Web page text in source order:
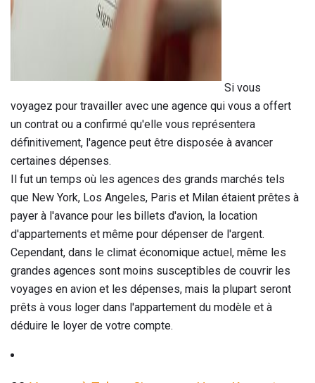
Si vous
voyagez pour travailler avec une agence qui vous a offert
un contrat ou a confirmé qu'elle vous représentera
définitivement, l'agence peut être disposée à avancer
certaines dépenses.
Il fut un temps où les agences des grands marchés tels
que New York, Los Angeles, Paris et Milan étaient prêtes à
payer à l'avance pour les billets d'avion, la location
d'appartements et même pour dépenser de l'argent.
Cependant, dans le climat économique actuel, même les
grandes agences sont moins susceptibles de couvrir les
voyages en avion et les dépenses, mais la plupart seront
prêts à vous loger dans l'appartement du modèle et à
déduire le loyer de votre compte.